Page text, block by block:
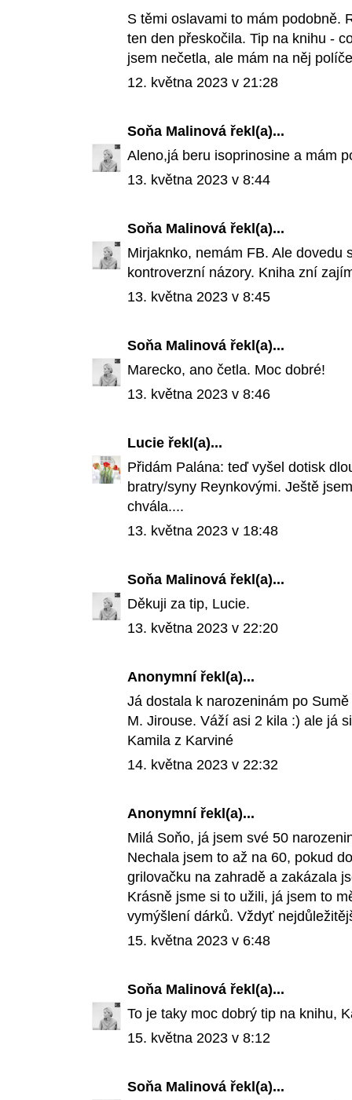
S těmi oslavami to mám podobně.
ten den přeskočila. Tip na knihu -
jsem nečetla, ale mám na něj
12. května 2023 v 21:28
Soňa Malinová řekl(a)...
Aleno,já beru isoprinosine a mám
13. května 2023 v 8:44
Soňa Malinová řekl(a)...
Mirjaknko, nemám FB. Ale dovedu
kontroverzní názory. Kniha zní
13. května 2023 v 8:45
Soňa Malinová řekl(a)...
Marecko, ano četla. Moc dobré!
13. května 2023 v 8:46
Lucie řekl(a)...
Přidám Palána: teď vyšel dotisk
bratry/syny Reynkovými. Ještě
chvála....
13. května 2023 v 18:48
Soňa Malinová řekl(a)...
Děkuji za tip, Lucie.
13. května 2023 v 22:20
Anonymní řekl(a)...
Já dostala k narozeninám po
M. Jirouse. Váží asi 2 kila :) ale já
Kamila z Karviné
14. května 2023 v 22:32
Anonymní řekl(a)...
Milá Soňo, já jsem své 50
Nechala jsem to až na 60, pokud
grilovačku na zahradě a zakázala
Krásně jsme si to užili, já jsem to
vymýšlení dárků. Vždyť
15. května 2023 v 6:48
Soňa Malinová řekl(a)...
To je taky moc dobrý tip na knihu,
15. května 2023 v 8:12
Soňa Malinová řekl(a)...